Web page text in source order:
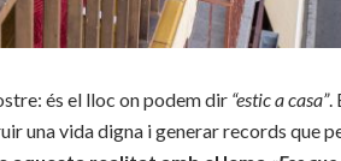
és el lloc on podem dir “estic a casa”.
una vida digna i generar records que